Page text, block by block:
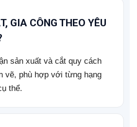
GIA CÔNG THEO YÊU
sản xuất và cắt quy cách
vẽ, phù hợp với từng hạng
thể.